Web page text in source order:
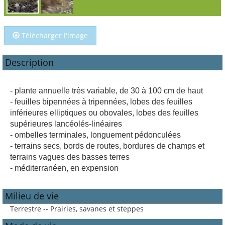
Télécharger l'image
Description
- plante annuelle très variable, de 30 à 100 cm de haut
- feuilles bipennées à tripennées, lobes des feuilles
inférieures elliptiques ou obovales, lobes des feuilles
supérieures lancéolés-linéaires
- ombelles terminales, longuement pédonculées
- terrains secs, bords de routes, bordures de champs et
terrains vagues des basses terres
- méditerranéen, en expension
Milieu de vie
Terrestre -- Prairies, savanes et steppes